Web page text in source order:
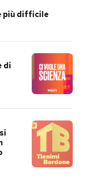
più difficile
di